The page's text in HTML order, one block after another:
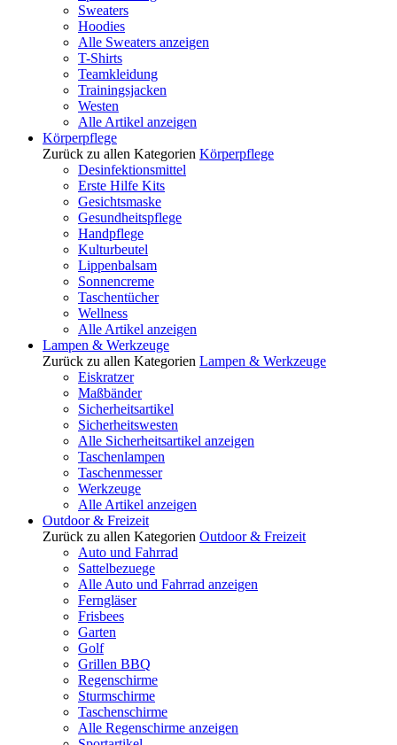
Sweaters
Hoodies
Alle Sweaters anzeigen
T-Shirts
Teamkleidung
Trainingsjacken
Westen
Alle Artikel anzeigen
Körperpflege
Zurück zu allen Kategorien Körperpflege
Desinfektionsmittel
Erste Hilfe Kits
Gesichtsmaske
Gesundheitspflege
Handpflege
Kulturbeutel
Lippenbalsam
Sonnencreme
Taschentücher
Wellness
Alle Artikel anzeigen
Lampen & Werkzeuge
Zurück zu allen Kategorien Lampen & Werkzeuge
Eiskratzer
Maßbänder
Sicherheitsartikel
Sicherheitswesten
Alle Sicherheitsartikel anzeigen
Taschenlampen
Taschenmesser
Werkzeuge
Alle Artikel anzeigen
Outdoor & Freizeit
Zurück zu allen Kategorien Outdoor & Freizeit
Auto und Fahrrad
Sattelbezuege
Alle Auto und Fahrrad anzeigen
Ferngläser
Frisbees
Garten
Golf
Grillen BBQ
Regenschirme
Sturmschirme
Taschenschirme
Alle Regenschirme anzeigen